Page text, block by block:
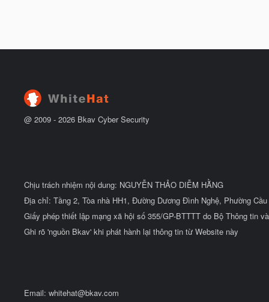
@ 2009 - 2026 Bkav Cyber Security
Chịu trách nhiệm nội dung: NGUYỄN THẢO DIỄM HẰNG
Địa chỉ: Tầng 2, Tòa nhà HH1, Đường Dương Đình Nghệ, Phường
Giấy phép thiết lập mạng xã hội số 355/GP-BTTTT do Bộ Thông tin
Ghi rõ 'nguồn Bkav' khi phát hành lại thông tin từ Website này
Email: whitehat@bkav.com